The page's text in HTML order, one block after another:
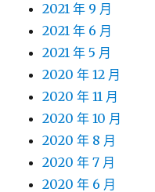
2021 年 9 月
2021 年 6 月
2021 年 5 月
2020 年 12 月
2020 年 11 月
2020 年 10 月
2020 年 8 月
2020 年 7 月
2020 年 6 月